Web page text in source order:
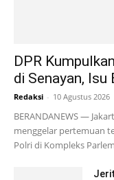
DPR
di Senayan, Isu
Redaksi - 10 Agustus 2026
BERANDANEWS —
menggelar pertemuan
Polri di Kompleks